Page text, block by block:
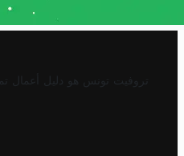
تروفيت تونس هو دليل أعمال